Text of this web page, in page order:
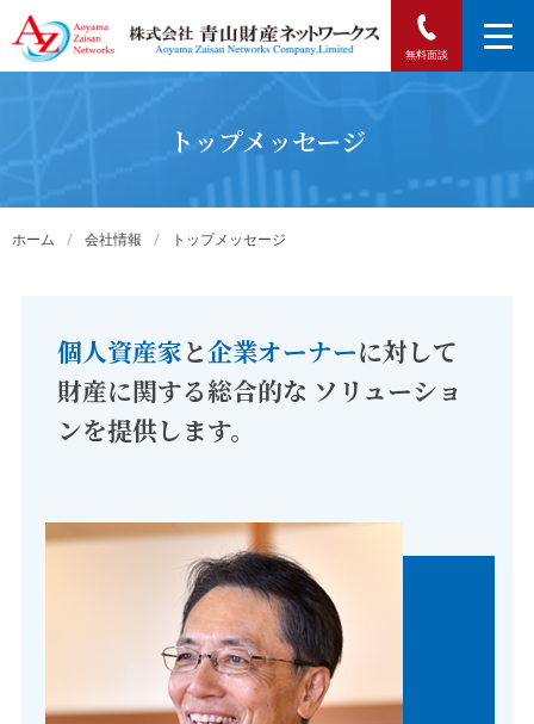
無料面談
トップメッセージ
ホーム / 会社情報 / トップメッセージ
個人資産家と企業オーナーに対して
財産に関する総合的な ソリューショ
ンを提供します。